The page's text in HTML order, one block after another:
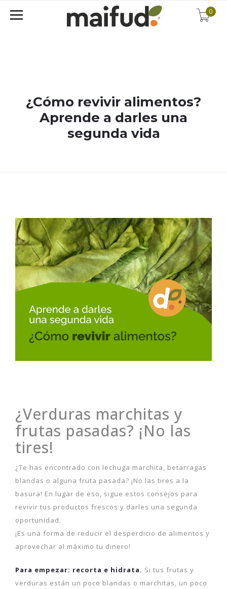
0
¿Cómo revivir alimentos?
Aprende a darles una
segunda vida
¿Verduras marchitas y
frutas pasadas? ¡No las
tires!
¿Te has encontrado con lechuga marchita, betarragas
blandas o alguna fruta pasada? ¡No las tires a la
basura! En lugar de eso, sigue estos consejos para
revivir tus productos frescos y darles una segunda
oportunidad.
¡Es una forma de reducir el desperdicio de alimentos y
aprovechar al máximo tu dinero!
Para empezar: recorta e hidrata. Si tus frutas y
verduras están un poco blandas o marchitas, un poco